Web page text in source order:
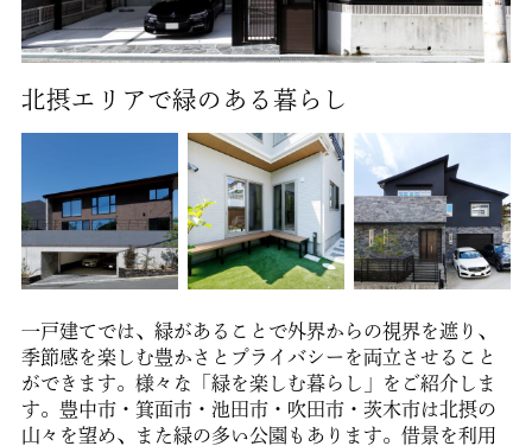
北摂エリアで緑のある暮らし
一戸建てでは、緑があることで外界からの視界を遮り、
季節感を楽しむ豊かさとプライバシーを両立させること
ができます。様々な「緑を楽しむ暮らし」をご紹介しま
す。豊中市・箕面市・池田市・吹田市・茨木市は北摂の
山々を望め、また緑の多い公園もあります。借景を利用